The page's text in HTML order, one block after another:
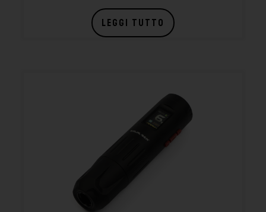
LEGGI TUTTO